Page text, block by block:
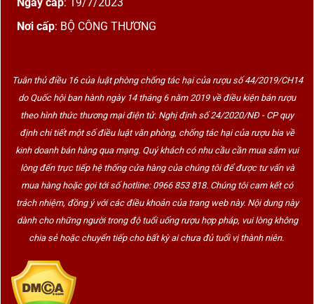
Nơi cấp: BỘ CÔNG THƯƠNG
Tuân thủ điều 16 của luật phòng chống tác hại của rượu số 44/2019/CH14
do Quốc hội ban hành ngày 14 tháng 6 năm 2019 về điều kiện bán rượu
theo hình thức thương mại điện tử. Nghị định số 24/2020/NĐ - CP quy
định chi tiết một số điều luật văn phòng, chống tác hại của rượu bia về
kinh doanh bán hàng qua mạng. Quý khách có nhu cầu cần mua sắm vui
lòng đến trực tiếp hệ thống cửa hàng của chúng tôi để được tư vấn và
mua hàng hoặc gọi tới số hotline: 0966 853 818. Chúng tôi cam kết có
trách nhiệm, đồng ý với các điều khoản của trang web này. Nội dung này
dành cho những người trong độ tuổi uống rượu hợp pháp, vui lòng không
chia sẻ hoặc chuyển tiếp cho bất kỳ ai chưa đủ tuổi vị thành niên.